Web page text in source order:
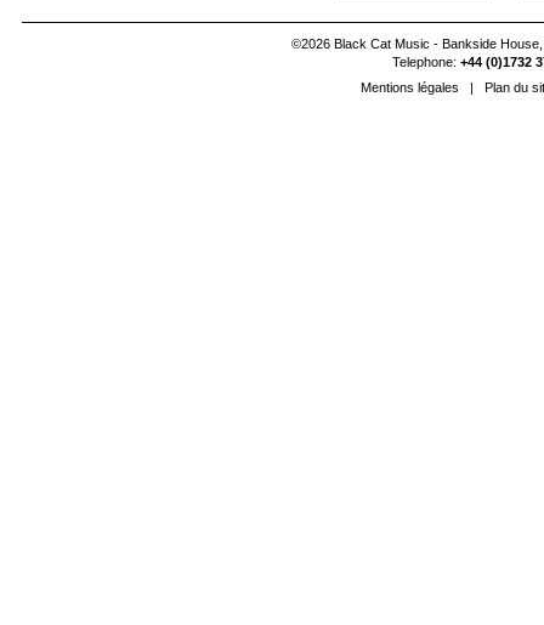
©2026 Black Cat Music - Bankside
Telephone: +44 (0)1732
Mentions légales | Plan du